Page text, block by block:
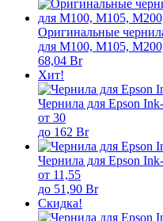
Оригинальные
для M100, M105,
68,04 Br
Хит!
Чернила для Epson
от 30
до 162 Br
Чернила для Epson
от 11,55
до 51,90 Br
Скидка!